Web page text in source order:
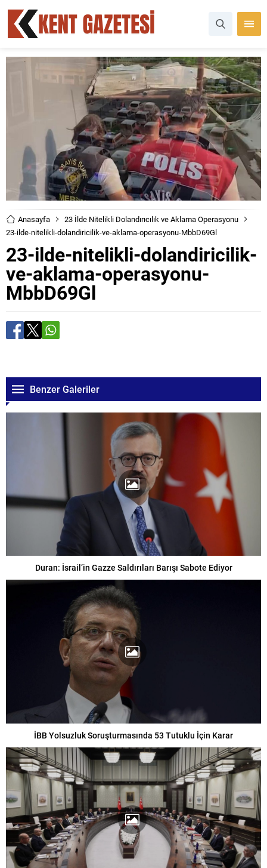
Anasayfa
23 İlde Nitelikli Dolandırıcılık ve Aklama Operasyonu
23-ilde-nitelikli-dolandiricilik-ve-aklama-operasyonu-MbbD69Gl
23-ilde-nitelikli-dolandiricilik-
ve-aklama-operasyonu-
MbbD69Gl
Benzer Galeriler
Duran: İsrail’in Gazze Saldırıları Barışı Sabote Ediyor
İBB Yolsuzluk Soruşturmasında 53 Tutuklu İçin Karar